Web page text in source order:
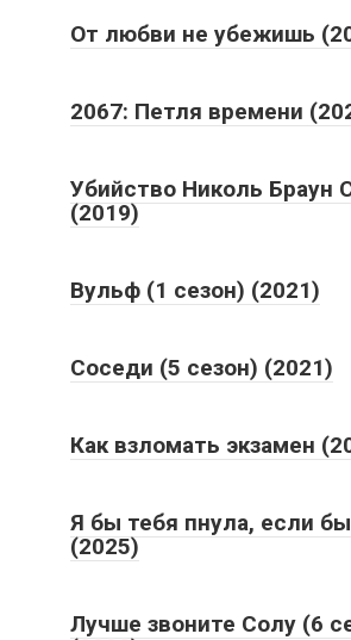
От любви не убежишь
2067: Петля времени
Убийство Николь Браун
(2019)
Вульф (1 сезон) (2021)
Соседи (5 сезон) (2021)
Как взломать экзамен
Я бы тебя пнула, если
(2025)
Лучше звоните Солу (6